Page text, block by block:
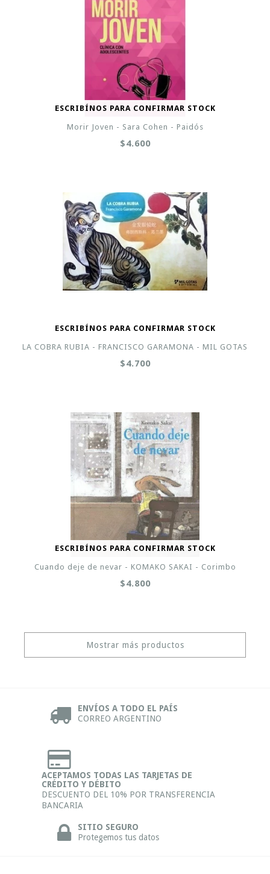
ESCRIBÍNOS PARA CONFIRMAR STOCK
Morir Joven - Sara Cohen - Paidós
$4.600
ESCRIBÍNOS PARA CONFIRMAR STOCK
LA COBRA RUBIA - FRANCISCO GARAMONA - MIL GOTAS
$4.700
ESCRIBÍNOS PARA CONFIRMAR STOCK
Cuando deje de nevar - KOMAKO SAKAI - Corimbo
$4.800
Mostrar más productos
ENVÍOS A TODO EL PAÍS
CORREO ARGENTINO
ACEPTAMOS TODAS LAS TARJETAS DE
CRÉDITO Y DÉBITO
DESCUENTO DEL 10% POR TRANSFERENCIA
BANCARIA
SITIO SEGURO
Protegemos tus datos